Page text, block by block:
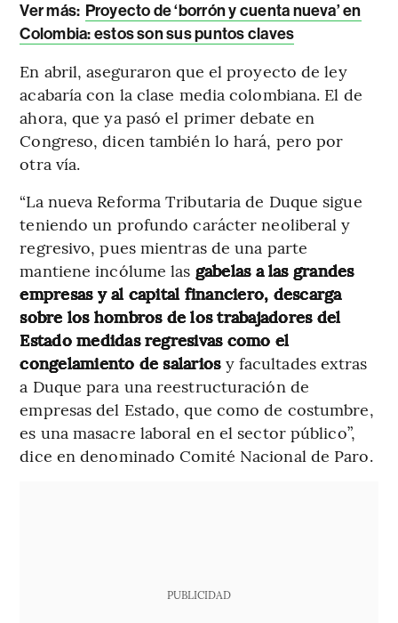
Ver más: Proyecto de ‘borrón y cuenta nueva’ en
Colombia: estos son sus puntos claves
En abril, aseguraron que el proyecto de ley
acabaría con la clase media colombiana. El de
ahora, que ya pasó el primer debate en
Congreso, dicen también lo hará, pero por
otra vía.
“La nueva Reforma Tributaria de Duque sigue
teniendo un profundo carácter neoliberal y
regresivo, pues mientras de una parte
mantiene incólume las gabelas a las grandes
empresas y al capital financiero, descarga
sobre los hombros de los trabajadores del
Estado medidas regresivas como el
congelamiento de salarios y facultades extras
a Duque para una reestructuración de
empresas del Estado, que como de costumbre,
es una masacre laboral en el sector público”,
dice en denominado Comité Nacional de Paro.
PUBLICIDAD